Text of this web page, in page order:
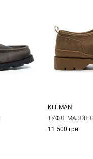
40 41
KLEMAN
ТУФЛІ MAJOR G
11 500 грн